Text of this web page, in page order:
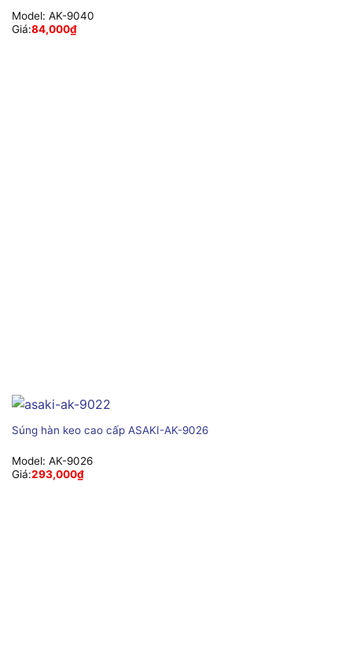
Model: AK-9040
Giá:84,000₫
Súng hàn keo cao cấp ASAKI-AK-9026
Model: AK-9026
Giá:293,000₫